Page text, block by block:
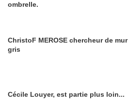
ombrelle.
ChristoF MEROSE chercheur de mur
gris
Cécile Louyer, est partie plus loin...